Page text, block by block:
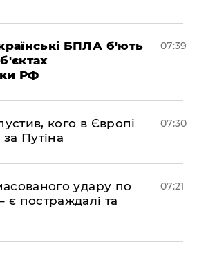
БПЛА б'ють
РФ
07:39
кого в Європі
Путіна
07:30
удару по
постраждалі та
07:21